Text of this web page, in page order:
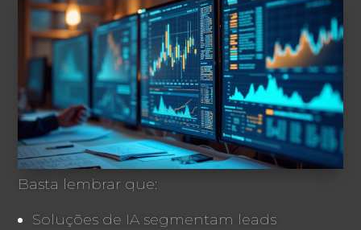
Basta lembrar que:
Soluções de IA segmentam leads